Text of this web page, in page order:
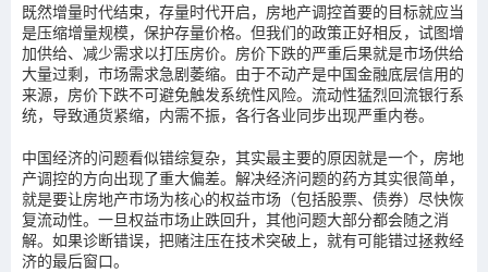
既然增量时代结束，存量时代开启，房地产调控首要的目标就应当
是压缩增量规模，保护存量价格。但我们的政策正好相反，试图增
加供给、减少需求以打压房价。房价下跌的严重后果就是市场供给
大量过剩，市场需求急剧萎缩。由于不动产是中国金融底层信用的
来源，房价下跌不可避免触发系统性风险。流动性猛烈回流银行系
统，导致通货紧缩，内需不振，各行各业同步出现严重内卷。
中国经济的问题看似错综复杂，其实最主要的原因就是一个，房地
产调控的方向出现了重大偏差。解决经济问题的药方其实很简单，
就是要让房地产市场为核心的权益市场（包括股票、债券）尽快恢
复流动性。一旦权益市场止跌回升，其他问题大部分都会随之消
解。如果诊断错误，把赌注压在技术突破上，就有可能错过拯救经
济的最后窗口。